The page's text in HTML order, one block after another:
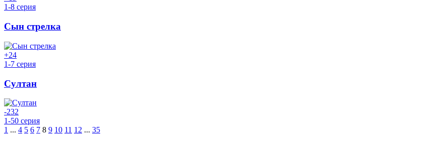
1-8 серия
Сын стрелка
+24
1-7 серия
Султан
-232
1-50 серия
1 ... 4 5 6 7 8 9 10 11 12 ... 35